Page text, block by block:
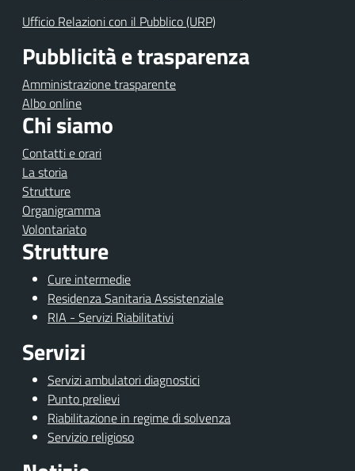
Ufficio Relazioni con il Pubblico (URP)
Pubblicità e trasparenza
Amministrazione trasparente
Albo online
Chi siamo
Contatti e orari
La storia
Strutture
Organigramma
Volontariato
Strutture
Cure intermedie
Residenza Sanitaria Assistenziale
RIA - Servizi Riabilitativi
Servizi
Servizi ambulatori diagnostici
Punto prelievi
Riabilitazione in regime di solvenza
Servizio religioso